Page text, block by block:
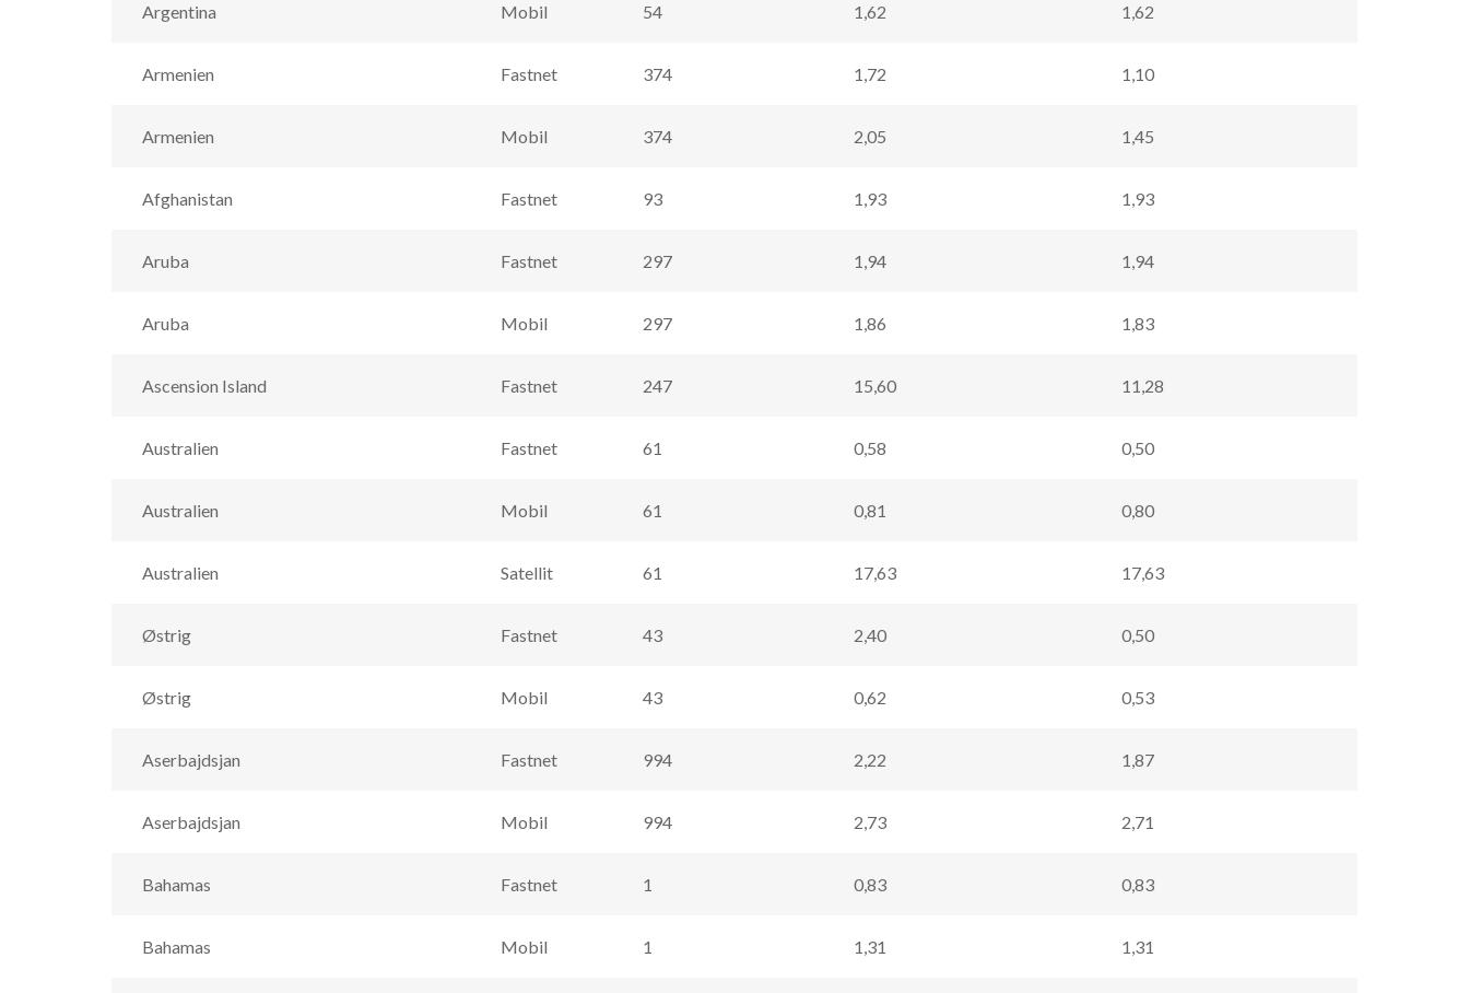
Argentina Mobil 54 1,62 1,62
Armenien Fastnet 374 1,72 1,10
Armenien Mobil 374 2,05 1,45
Afghanistan Fastnet 93 1,93 1,93
Aruba Fastnet 297 1,94 1,94
Aruba Mobil 297 1,86 1,83
Ascension Island Fastnet 247 15,60 11,28
Australien Fastnet 61 0,58 0,50
Australien Mobil 61 0,81 0,80
Australien Satellit 61 17,63 17,63
Østrig Fastnet 43 2,40 0,50
Østrig Mobil 43 0,62 0,53
Aserbajdsjan Fastnet 994 2,22 1,87
Aserbajdsjan Mobil 994 2,73 2,71
Bahamas Fastnet 1 0,83 0,83
Bahamas Mobil 1 1,31 1,31